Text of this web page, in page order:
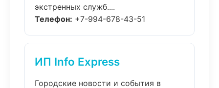
экстренных служб....
Телефон: +7-994-678-43-51
ИП Info Express
Городские новости и события в